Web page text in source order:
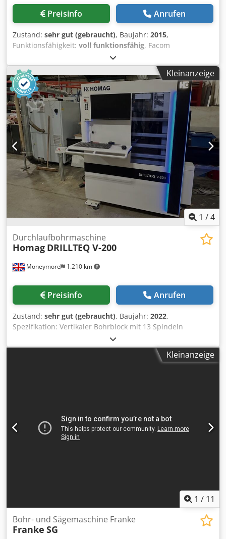
Preisinfo Anrufen
Zustand: sehr gut (gebraucht), Baujahr: 2015,
Funktionsfähigkeit: voll funktionsfähig, Facom
Durchlaufbohrmaschine Through-hole drill F-V3R-2L-
3F+2TAGR1 gebraucht, Baujahr 2015 Marke: Facom
foratrice Modell: Through-hole drill f-v3r-2l-3f+2tagr1
Beschreibung: Durchlaufbohrmaschine F-V3R-2L-
3F+2TAGR1 Alle Köpfe und Sägen sind auf Schrauben
mechanisch einstellbar, mechanische Uhren vorhanden.
Bohrtiefe wird elektronisch gesteuert. Minimale
Werkstücklänge 300–350 mm Maximal: 2000 mm
Automatischer Vorschub Bsbtt Sov U Uw Ujx Nteda
Beidseitiges Sägen mit Winkeleinstellung Beidseitiges
Bohren mit Winkelverstellung 3 Bohrköpfe oben + 2 Rollen
+ 2 hinten Alle Köpfe mit Winkelverstellung Elektronische
Positionsanzeigen Ein Video kann ich per WhatsApp
senden Die Maschine ist funktionsfähig, angeschlossen,
kann vor Ort getestet werden Dkedpsx Rd Eljfx Ag Dor
Baujahr: 2015
Kleinanzeige
1 /4
Moneymore 1.210 km
Durchlaufbohrmaschine
Homag DRILLTEQ V-200
Preisinfo Anrufen
Zustand: sehr gut (gebraucht), Baujahr: 2022,
Spezifikation: Vertikaler Bohrblock mit 13 Spindeln
Horizontaler Bohrblock mit 4 Spindeln in X-Richtung
Dedpszdki Uofx Ag Dokr Horizontaler Bohrblock mit 2
Spindeln in Y-Richtung Nutfräse Sägeblatt D=100 mm
Kleinanzeige
1 / 11
Bohr- und Sägemaschine Franke
Franke SG